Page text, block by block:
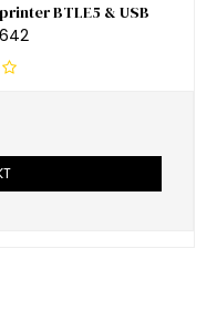
BTLE5 & USB